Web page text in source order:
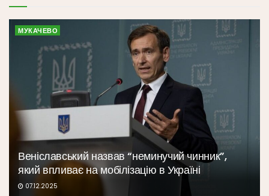
МУКАЧЕВО
Веніславський назвав “неминучий чинник”,
який впливає на мобілізацію в Україні
07.12.2025